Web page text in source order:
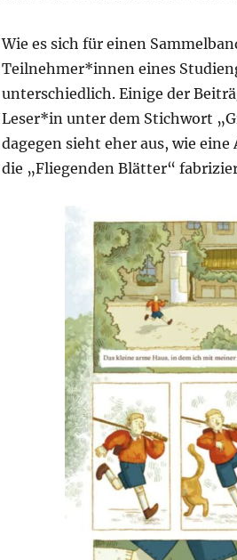
Wie es sich für einen
Teilnehmer*innen eines
unterschiedlich. Einige der
Leser*in unter dem Stichwort
dagegen sieht eher aus, wie
die „Fliegenden Blätter“